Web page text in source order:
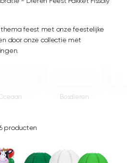
feest met onze feestelijke
door onze collectie met
Bosdieren
producten